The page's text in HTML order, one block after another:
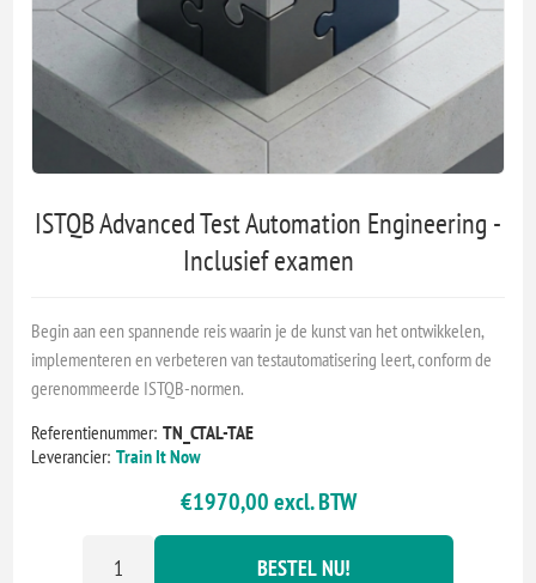
ISTQB Advanced Test Automation Engineering -
Inclusief examen
Begin aan een spannende reis waarin je de kunst van het ontwikkelen,
implementeren en verbeteren van testautomatisering leert, conform de
gerenommeerde ISTQB-normen.
Referentienummer: TN_CTAL-TAE
Leverancier: Train It Now
€1970,00 excl. BTW
BESTEL NU!